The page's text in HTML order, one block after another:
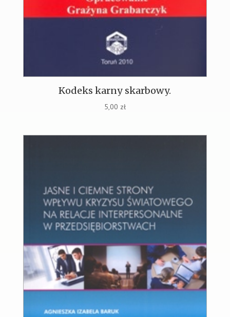
Kodeks karny skarbowy.
5,00 zł